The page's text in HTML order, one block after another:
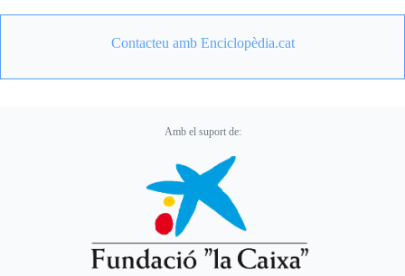
Contacteu amb Enciclopèdia.cat
Amb el suport de: